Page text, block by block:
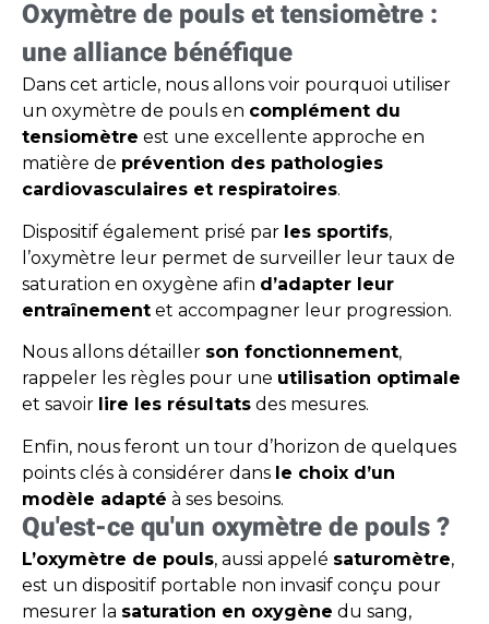
Oxymètre de pouls et tensiomètre :
une alliance bénéfique
Dans cet article, nous allons voir pourquoi utiliser
un oxymètre de pouls en complément du
tensiomètre est une excellente approche en
matière de prévention des pathologies
cardiovasculaires et respiratoires.
Dispositif également prisé par les sportifs,
l’oxymètre leur permet de surveiller leur taux de
saturation en oxygène afin d’adapter leur
entraînement et accompagner leur progression.
Nous allons détailler son fonctionnement,
rappeler les règles pour une utilisation optimale
et savoir lire les résultats des mesures.
Enfin, nous feront un tour d’horizon de quelques
points clés à considérer dans le choix d’un
modèle adapté à ses besoins.
Qu'est-ce qu'un oxymètre de pouls ?
L’oxymètre de pouls, aussi appelé saturomètre,
est un dispositif portable non invasif conçu pour
mesurer la saturation en oxygène du sang,